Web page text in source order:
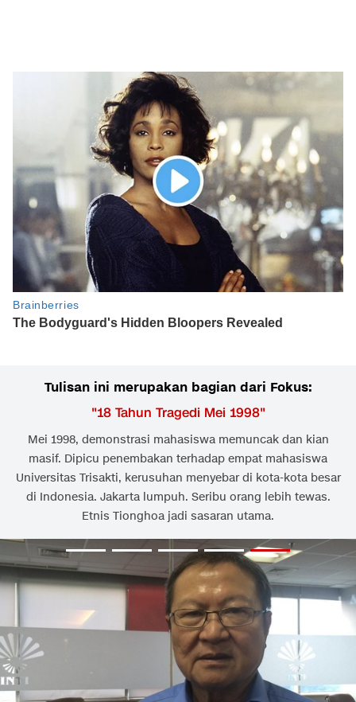
Tulisan ini merupakan bagian dari Fokus:
"18 Tahun Tragedi Mei 1998"
Mei 1998, demonstrasi mahasiswa memuncak dan kian
masif. Dipicu penembakan terhadap empat mahasiswa
Universitas Trisakti, kerusuhan menyebar di kota-kota besar
di Indonesia. Jakarta lumpuh. Seribu orang lebih tewas.
Etnis Tionghoa jadi sasaran utama.